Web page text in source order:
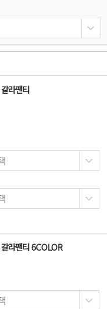
라팬티
갈라팬티 6COLOR